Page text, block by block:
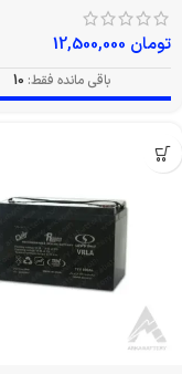
تومان
باقی مانده فقط: 10